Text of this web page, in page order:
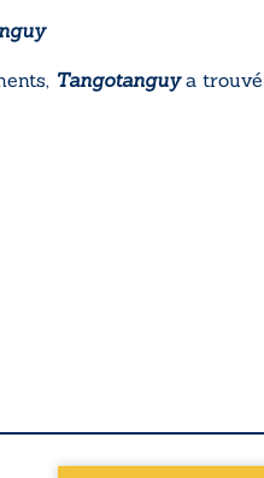
Tangotanguya trouvé